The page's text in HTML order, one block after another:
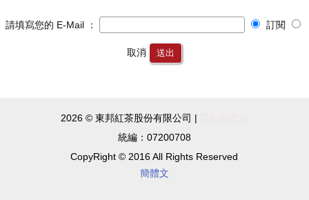
請填寫您的 E-Mail ： 訂閱
取消 送出
2026 © 東邦紅茶股份有限公司 |
統編：07200708
CopyRight © 2016 All Rights Reserved
簡體文